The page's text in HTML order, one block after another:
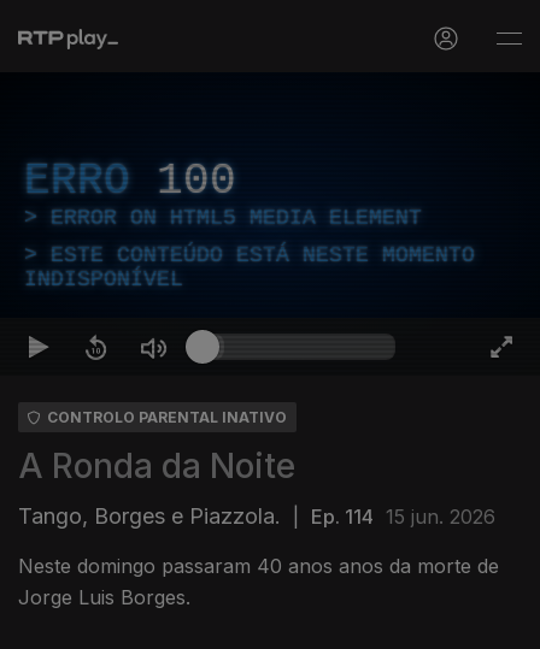
ERRO 100
ERROR ON HTML5 MEDIA ELEMENT
ESTE CONTEÚDO ESTÁ NESTE MOMENTO
INDISPONÍVEL
CONTROLO PARENTAL INATIVO
A Ronda da Noite
Tango, Borges e Piazzola. Ep. 114 15 jun. 2026
Neste domingo passaram 40 anos anos da morte de
Jorge Luis Borges.